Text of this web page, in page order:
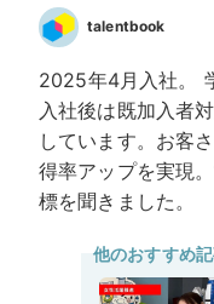
talentbook
2025年4月入社。
入社後は既加入者
しています。お客
得率アップを実現
標を聞きました。
他のおすすめ